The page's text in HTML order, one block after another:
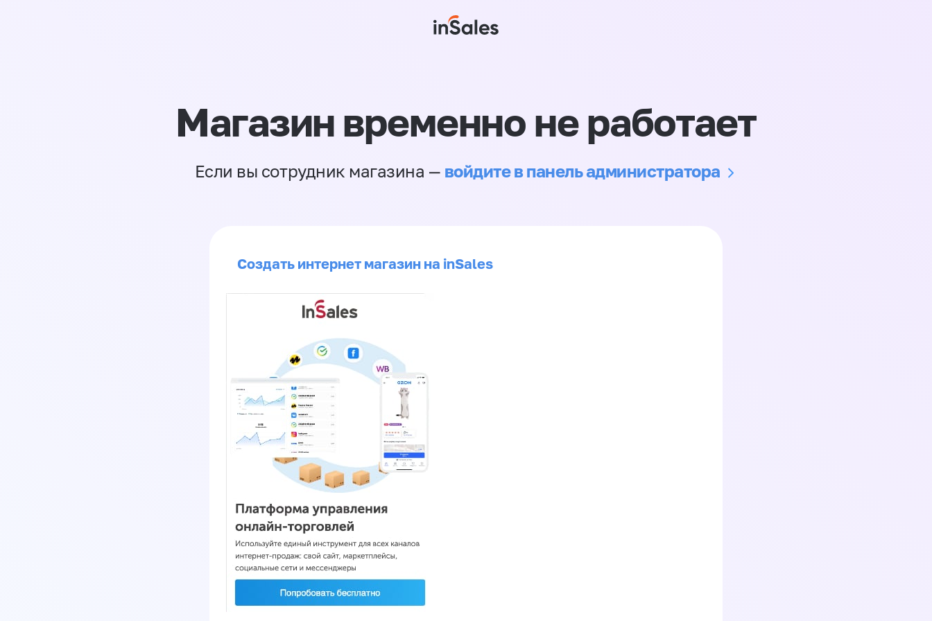
Магазин временно не работает
Если вы сотрудник магазина — войдите в панель администратора
Создать интернет магазин на inSales